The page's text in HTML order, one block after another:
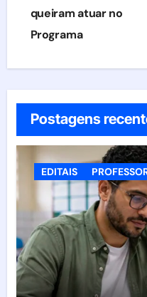
queiram atuar no
Programa
Postagens
EDITAIS